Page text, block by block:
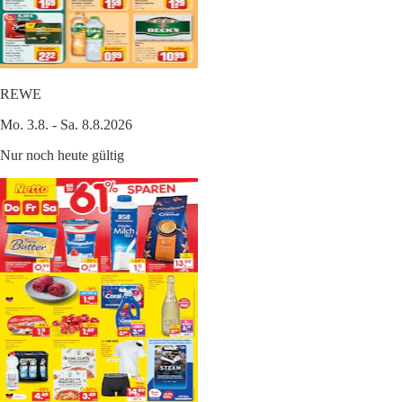
REWE
Mo. 3.8. - Sa. 8.8.2026
Nur noch heute gültig